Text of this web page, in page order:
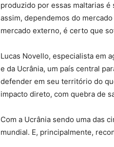
produzido por essas maltarias
assim, dependemos do
mercado externo, é certo que
Lucas Novello, especialista em
e da Ucrânia, um país central
defender em seu território do
impacto direto, com quebra de
Com a Ucrânia sendo uma das
mundial. E, principalmente,